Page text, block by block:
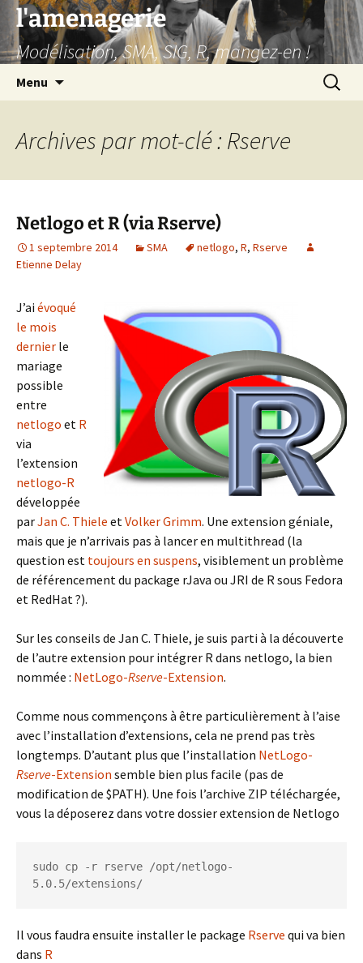
Aller
contenu
l'amenagerie
Modélisation, SMA, SIG, R, mangez-en !
Menu
Archives par mot-clé : Rserve
Netlogo et R (via Rserve)
1 septembre 2014 SMA netlogo, R, Rserve
Etienne Delay
J’ai évoqué
le mois
dernier le
mariage
possible
entre
netlogo et R
via
l’extension
netlogo-R
développée
parJan C. Thiele etVolker Grimm. Une extension géniale,
mais que je n’arrivais pas à lancer en multithread (la
question est toujours en suspens, visiblement un problème
de référencement du package rJava ou JRI de R sous Fedora
et RedHat ?).
Sur les conseils de Jan C. Thiele, je suis parti à la découverte
de l’autre extension pour intégrer R dans netlogo, la bien
nommée : NetLogo-Rserve-Extension.
Comme nous commençons à être particulièrement à l’aise
avec l’installation d’extensions, cela ne prend pas très
longtemps. D’autant plus que l’installation NetLogo-
Rserve-Extension semble bien plus facile (pas de
modification de $PATH). Une fois l’archive ZIP téléchargée,
vous la déposerez dans votre dossier extension de Netlogo
sudo cp -r rserve /opt/netlogo-
5.0.5/extensions/
Il vous faudra ensuite installer le package Rserve qui va bien
dans R